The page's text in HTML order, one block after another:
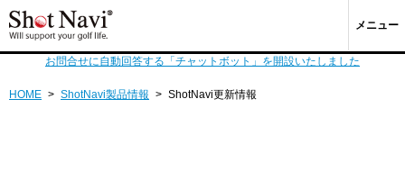
メニュー
お問合せに自動回答する「チャットボット」を開設いたしました
HOME > ShotNavi製品情報 > ShotNavi更新情報